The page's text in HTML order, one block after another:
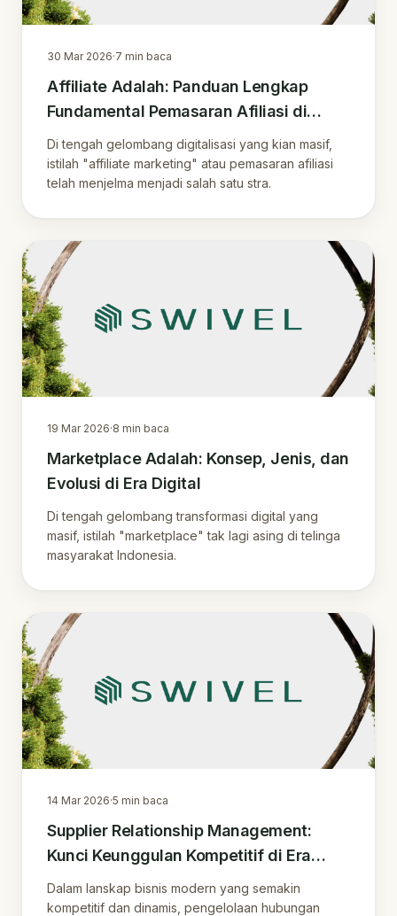
30 Mar 2026·7 min baca
Affiliate Adalah: Panduan Lengkap
Fundamental Pemasaran Afiliasi di
Indonesia
Di tengah gelombang digitalisasi yang kian masif,
istilah "affiliate marketing" atau pemasaran afiliasi
telah menjelma menjadi salah satu stra.
19 Mar 2026·8 min baca
Marketplace Adalah: Konsep, Jenis, dan
Evolusi di Era Digital
Di tengah gelombang transformasi digital yang
masif, istilah "marketplace" tak lagi asing di telinga
masyarakat Indonesia.
14 Mar 2026·5 min baca
Supplier Relationship Management:
Kunci Keunggulan Kompetitif di Era
Modern
Dalam lanskap bisnis modern yang semakin
kompetitif dan dinamis, pengelolaan hubungan